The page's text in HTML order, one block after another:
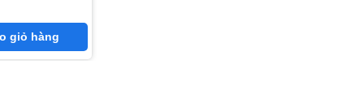
giỏ hàng